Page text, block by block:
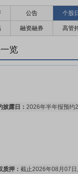
公告 个股
融资融券 高管
览
披露日： 2026年半年报预约
质押： 截止2026年08月07